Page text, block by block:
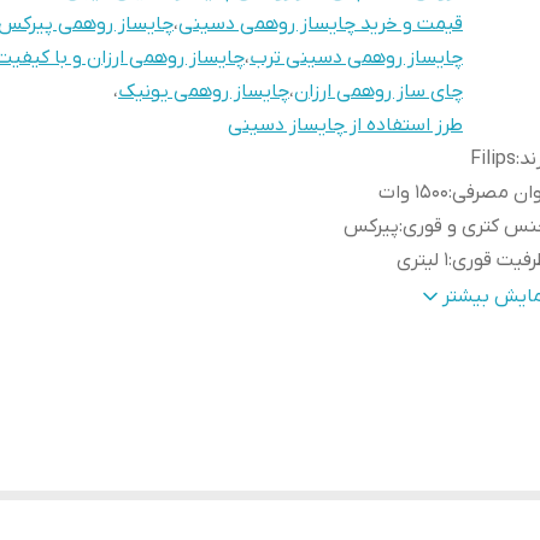
قیمت و خرید چایساز روهمی دسینی،چایساز روهمی
چایساز روهمی دسینی ترب،چایساز روهمی ارزان و با
چای ساز روهمی ارزان،چایساز روهمی یونیک،
طرز استفاده از چایساز دسینی
:
Filips
مصرفی:1500 وات
کتری و قوری:پیرکس
قوری:۱ لیتری
کتری:۲ لیتربیشتر